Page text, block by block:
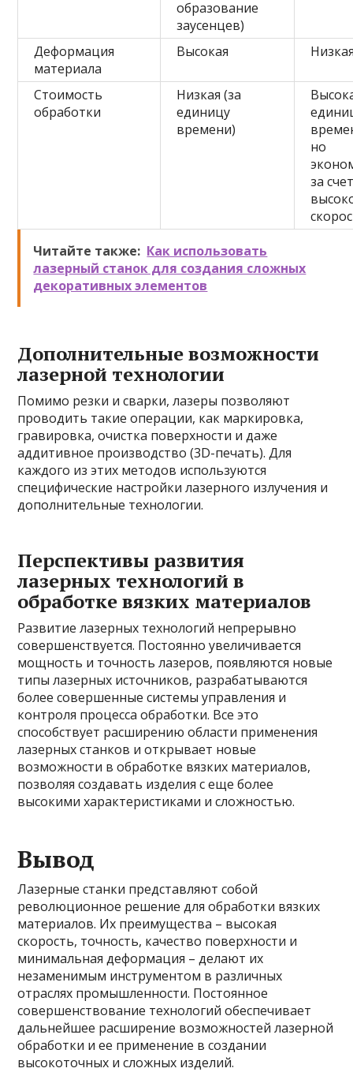
образование
заусенцев)
Деформация
материала
Высокая
Стоимость
обработки
Низкая (за
единицу
времени)
но
за
Читайте также: Как использовать
лазерный станок для создания сложных
декоративных элементов
Дополнительные возможности
лазерной технологии
Помимо резки и сварки, лазеры позволяют
проводить такие операции, как маркировка,
гравировка, очистка поверхности и даже
аддитивное производство (3D-печать). Для
каждого из этих методов используются
специфические настройки лазерного излучения и
дополнительные технологии.
Перспективы развития
лазерных технологий в
обработке вязких материалов
Развитие лазерных технологий непрерывно
совершенствуется. Постоянно увеличивается
мощность и точность лазеров, появляются новые
типы лазерных источников, разрабатываются
более совершенные системы управления и
контроля процесса обработки. Все это
способствует расширению области применения
лазерных станков и открывает новые
возможности в обработке вязких материалов,
позволяя создавать изделия с еще более
высокими характеристиками и сложностью.
Вывод
Лазерные станки представляют собой
революционное решение для обработки вязких
материалов. Их преимущества – высокая
скорость, точность, качество поверхности и
минимальная деформация – делают их
незаменимым инструментом в различных
отраслях промышленности. Постоянное
совершенствование технологий обеспечивает
дальнейшее расширение возможностей лазерной
обработки и ее применение в создании
высокоточных и сложных изделий.